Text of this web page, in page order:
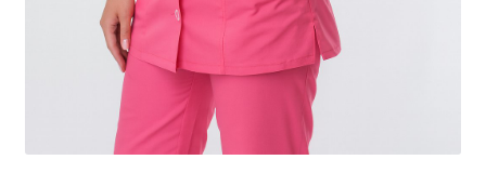
Таблиця розмірів